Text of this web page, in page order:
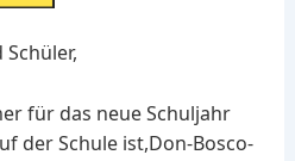
für das neue Schuljahr
der Schule ist,Don-Bosco-